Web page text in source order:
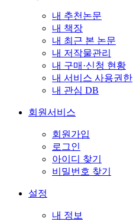
내 추천논문
내 책장
내 최근 본 논문
내 저작물관리
내 구매·신청 현황
내 서비스 사용권한
내 관심 DB
회원서비스
회원가입
로그인
아이디 찾기
비밀번호 찾기
설정
내 정보